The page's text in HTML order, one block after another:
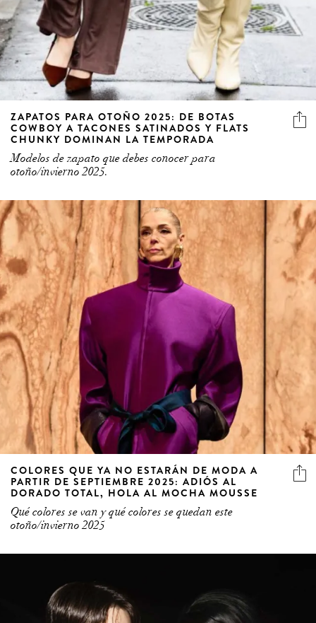
ZAPATOS PARA OTOÑO 2025: DE BOTAS
COWBOY A TACONES SATINADOS Y FLATS
CHUNKY DOMINAN LA TEMPORADA
Modelos de zapato que debes conocer para
otoño/invierno 2025.
COLORES QUE YA NO ESTARÁN DE MODA A
PARTIR DE SEPTIEMBRE 2025: ADIÓS AL
DORADO TOTAL, HOLA AL MOCHA MOUSSE
Qué colores se van y qué colores se quedan este
otoño/invierno 2025